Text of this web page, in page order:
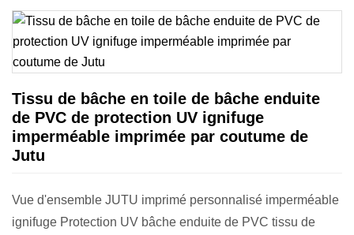
Tissu de bâche en toile de bâche enduite
de PVC de protection UV ignifuge
imperméable imprimée par coutume de
Jutu
Vue d'ensemble JUTU imprimé personnalisé imperméable
ignifuge Protection UV bâche enduite de PVC tissu de